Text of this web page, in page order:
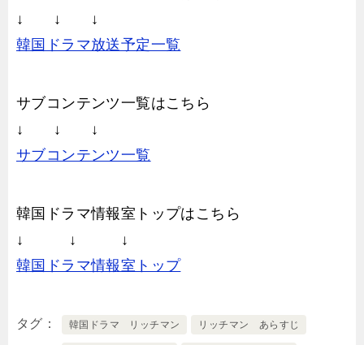
↓ ↓ ↓
韓国ドラマ放送予定一覧
サブコンテンツ一覧はこちら
↓ ↓ ↓
サブコンテンツ一覧
韓国ドラマ情報室トップはこちら
↓ ↓ ↓
韓国ドラマ情報室トップ
タグ 韓国ドラマ リッチマン リッチマン あらすじ